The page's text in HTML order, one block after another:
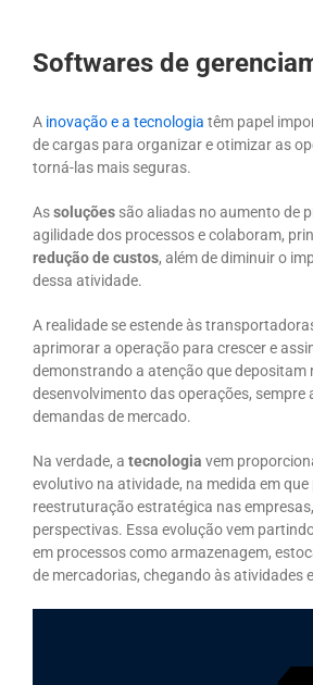
Softwares de
A inovação e a tecnologia têm papel
de cargas para organizar e otimizar as
torná-las mais seguras.
Assoluções são aliadas no aumento de
agilidade dos processos e colaboram,
redução de custos, além de diminuir o
dessa atividade.
A realidade se estende às
aprimorar a operação para crescer e
demonstrando a atenção que depositam
desenvolvimento das operações, sempre
demandas de mercado.
Na verdade, a tecnologia vem
evolutivo na atividade, na medida em
reestruturação estratégica nas
perspectivas. Essa evolução vem
em processos como armazenagem,
de mercadorias, chegando às atividades